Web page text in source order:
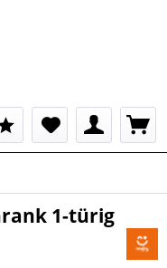
1-türig